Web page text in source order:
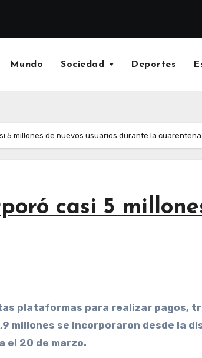
Mundo Sociedad Deportes
5 millones de nuevos usuarios durante la cuarentena
casi 5
se incorporaron desde la
el 20 de marzo.